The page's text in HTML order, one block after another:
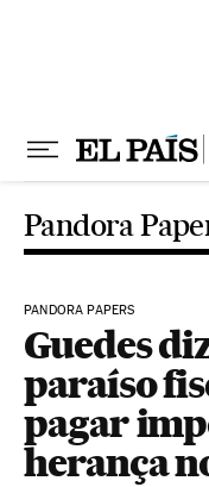
Pandora
PANDORA PAPERS
Guedes
paraíso
pagar
herança